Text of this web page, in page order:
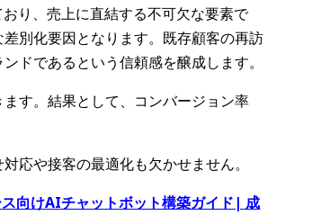
り、売上に直結する不可欠な要素で
別化要因となります。既存顧客の再訪
ドであるという信頼感を醸成します。
す。結果として、コンバージョン率
応や接客の最適化も欠かせません。
向けAIチャットボット構築ガイド| 成